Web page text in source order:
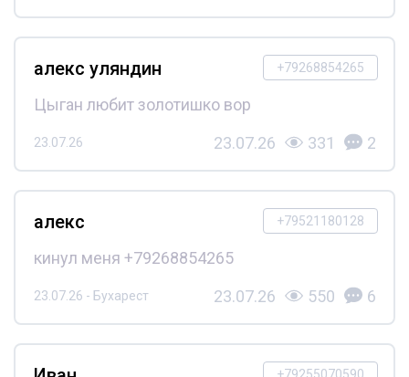
+79268854265
алекс уляндин
Цыган любит золотишко вор
23.07.26 23.07.26 331 2
+79521180128
алекс
кинул меня +79268854265
23.07.26 - Бухарест 23.07.26 550 6
+79255070590